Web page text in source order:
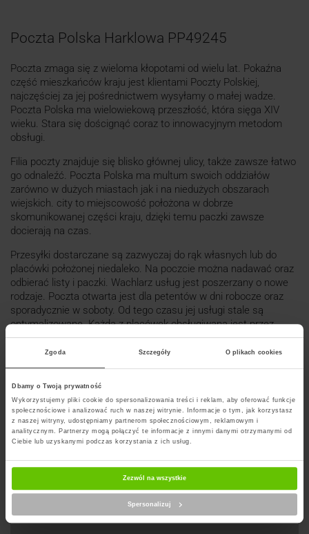
Zgoda Szczegóły O plikach cookies
Dbamy o Twoją prywatność
Wykorzystujemy pliki cookie do spersonalizowania treści i reklam, aby oferować funkcje
społecznościowe i analizować ruch w naszej witrynie. Informacje o tym, jak korzystasz
z naszej witryny, udostępniamy partnerom społecznościowym, reklamowym i
analitycznym. Partnerzy mogą połączyć te informacje z innymi danymi otrzymanymi od
Ciebie lub uzyskanymi podczas korzystania z ich usług.
Zezwól na wszystkie
Spersonalizuj
Poczta Polska Harklowa PP49245
Poczta zmaga się z wieloma kłopotami od wielu lat. Pokaźna
część mieszkańców kraju jest klientami Poczty Polskiej,
najczęściej za jej pośrednictwem wysyłamy o małej wadze.
Poczta Polska ma wielowiekową przeszłość, która sięga XIV
wieku. Stara się doścignąć coraz to innowacyjnym metodom
obsługi.
Filia poczty znajduje się blisko głównej ulicy, także zawsze łatwo
go odnaleźć. Poczta Polska ma multum swoich oddziałów
zarówno w dużych miastach jak i na niedużych obszarach
wiejskich. city to miejscowość położona w dobrze
skomunikowanej części kraju, dzięki temu paczki zawsze
docierają na czas.
Przesyłki dostarczane są zazwyczaj do rąk własnych lub do
placówki położonej niedaleko. Na poczcie można nadawać oraz
odbierać listy i paczki. Wachlarz usług jest poszerzany o nowe
rodzaje. Poczta otwarta jest dla petentów w dni robocze oraz
sporadycznie w soboty. Od tego czasu jej usługi stale są
optymalizowane. Każda z placówek obsługiwana jest przez
pracowników, którzy dają paczki do rąk odbiorcy.
Wyznacz trase na mapie